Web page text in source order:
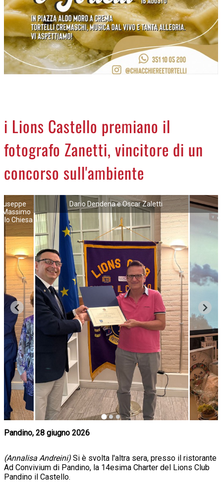
NECROLOGI
ACCEDI
i Lions Castello premiano il
fotografo Zanetti, vincitore di un
concorso sull'ambiente
Massimo
Chiesa e
Dario Dendena e Oscar Zaletti
Pandino, 28 giugno 2026
(Annalisa Andreini) Si è svolta l'altra sera, presso il ristorante
Ad Convivium di Pandino, la 14esima Charter del Lions Club
Pandino il Castello.